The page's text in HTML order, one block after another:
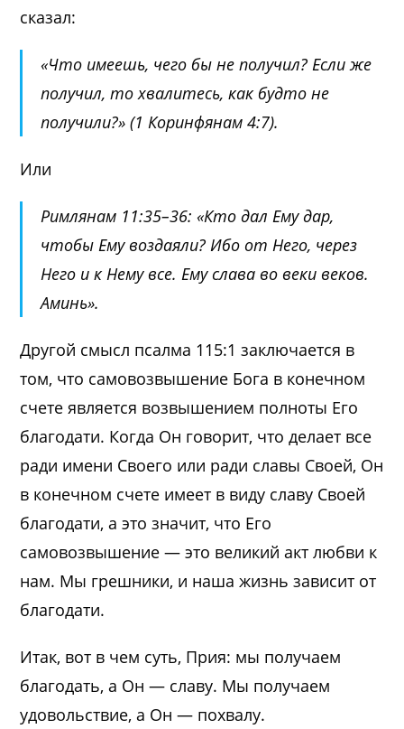
сказал:
«Что имеешь, чего бы не получил? Если же
получил, то хвалитесь, как будто не
получили?» (1 Коринфянам 4:7).
Или
Римлянам 11:35–36:«Кто дал Ему дар,
чтобы Ему воздаяли? Ибо от Него, через
Него и к Нему все. Ему слава во веки веков.
Аминь».
Другой смысл псалма 115:1 заключается в
том, что самовозвышение Бога в конечном
счете является возвышением полноты Его
благодати. Когда Он говорит, что делает все
ради имени Своего или ради славы Своей, Он
в конечном счете имеет в виду славу Своей
благодати, а это значит, что Его
самовозвышение — это великий акт любви к
нам. Мы грешники, и наша жизнь зависит от
благодати.
Итак, вот в чем суть, Прия: мы получаем
благодать, а Он — славу. Мы получаем
удовольствие, а Он — похвалу.